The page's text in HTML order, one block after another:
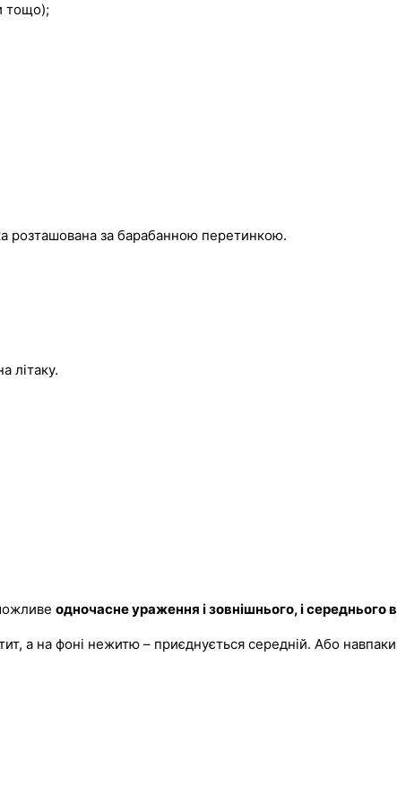
тощо);
розташована за барабанною перетинкою.
літаку.
одночасне ураження і зовнішнього, і середнього
а на фоні нежитю – приєднується середній. Або